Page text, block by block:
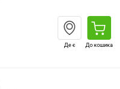
Де є До кошика